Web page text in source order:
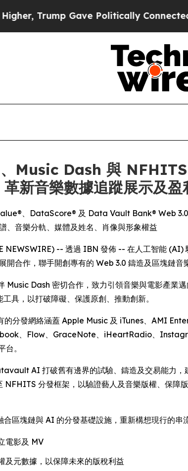
Gave Politically Connected oil
Music Dash 與 NFHITS
新音樂數據追蹤展示及盈
、DataScore® 及 Data Vault Bank® Web
音樂分軌、媒體及姓名、肖像與形象權益
NEWSWIRE) -- 透過 IBN 發佈 -- 在人工智能
開合作，聯手開創專有的 Web 3.0 鑄造及區塊鏈音
Music Dash 密切合作，致力引領音樂與電影產業
具，以打破障礙、保護原創、推動創新。
的分發網絡涵蓋 Apple Music 及 iTunes、AMI
、Flow、GraceNote、iHeartRadio、
。
AI 打破舊有邊界的試驗、鑄造及交易能力
分發框架，以驗證藝人及音樂版權、保障
區塊鏈與 AI 的分發基礎設施，重新構想現行的串
電影及 MV
及元數據，以保障未來的版稅利益